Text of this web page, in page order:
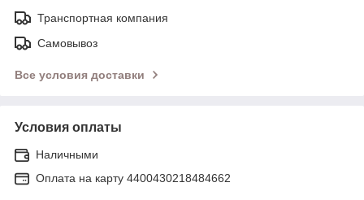
Транспортная компания
Самовывоз
Все условия доставки
Условия оплаты
Наличными
Оплата на карту 4400430218484662